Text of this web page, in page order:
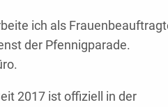
ich als
der Pfennigparade.
2017 ist offiziell in der